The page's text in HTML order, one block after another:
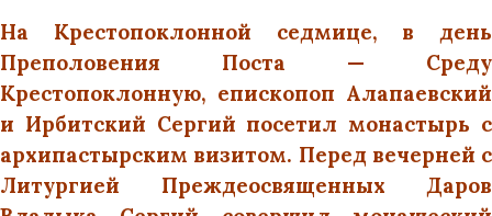
На Крестопоклонной седмице, в день
Преполовения Поста — Среду
Крестопоклонную, епископоп Алапаевский
и Ирбитский Сергий посетил монастырь с
архипастырским визитом. Перед вечерней с
Литургией Преждеосвященных Даров